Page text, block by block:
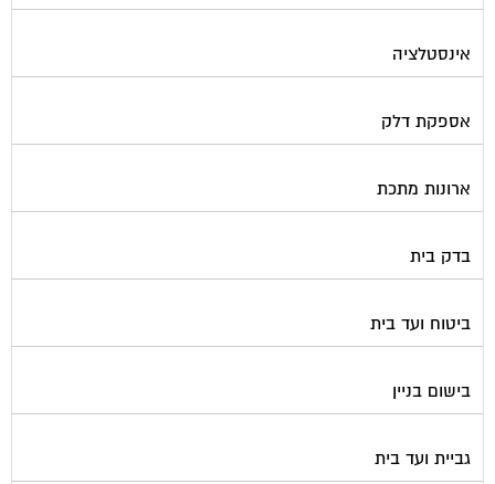
אינסטלציה
אספקת דלק
ארונות מתכת
בדק בית
ביטוח ועד בית
בישום בניין
גביית ועד בית